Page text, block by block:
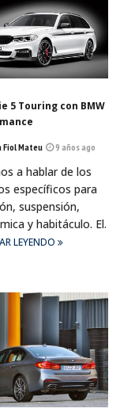
5 Touring con BMW
Fiol Mateu 9 años ago
a hablar de los
específicos para
suspensión,
y habitáculo. El.
LEYENDO